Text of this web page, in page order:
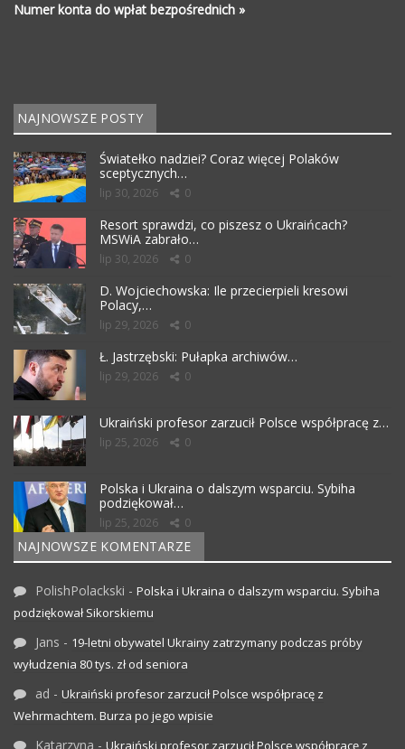
Numer konta do wpłat bezpośrednich »
NAJNOWSZE POSTY
Światełko nadziei? Coraz więcej Polaków
sceptycznych…
lip 30, 2026 0
Resort sprawdzi, co piszesz o Ukraińcach?
MSWiA zabrało…
lip 30, 2026 0
D. Wojciechowska: Ile przecierpieli kresowi
Polacy,…
lip 29, 2026 0
Ł. Jastrzębski: Pułapka archiwów…
lip 29, 2026 0
Ukraiński profesor zarzucił Polsce współpracę z…
lip 25, 2026 0
Polska i Ukraina o dalszym wsparciu. Sybiha
podziękował…
lip 25, 2026 0
NAJNOWSZE KOMENTARZE
PolishPolackski - Polska i Ukraina o dalszym wsparciu. Sybiha
podziękował Sikorskiemu
Jans - 19-letni obywatel Ukrainy zatrzymany podczas próby
wyłudzenia 80 tys. zł od seniora
ad - Ukraiński profesor zarzucił Polsce współpracę z
Wehrmachtem. Burza po jego wpisie
Katarzyna - Ukraiński profesor zarzucił Polsce współpracę z